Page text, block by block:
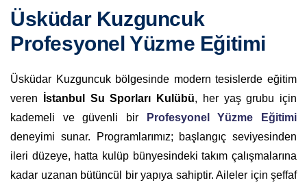
Üsküdar Kuzguncuk
Profesyonel Yüzme Eğitimi
Üsküdar Kuzguncuk bölgesinde modern tesislerde eğitim
veren
İstanbul Su Sporları Kulübü, her yaş grubu için
kademeli ve güvenli bir
Profesyonel Yüzme Eğitimi
deneyimi sunar. Programlarımız; başlangıç seviyesinden
ileri düzeye, hatta kulüp bünyesindeki takım çalışmalarına
kadar uzanan bütüncül bir yapıya sahiptir. Aileler için şeffaf